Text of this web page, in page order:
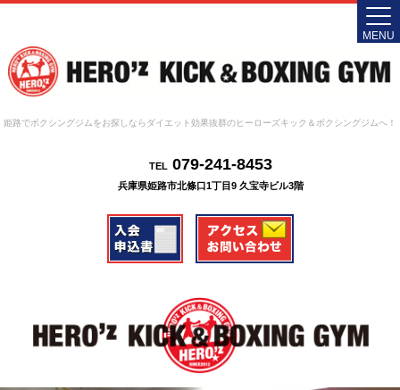
姫路でボクシングジムをお探しならダイエット効果抜群のヒーローズキック＆ボクシングジムへ！
TEL079-241-8453
兵庫県姫路市北條口1丁目9 久宝寺ビル3階
MENU